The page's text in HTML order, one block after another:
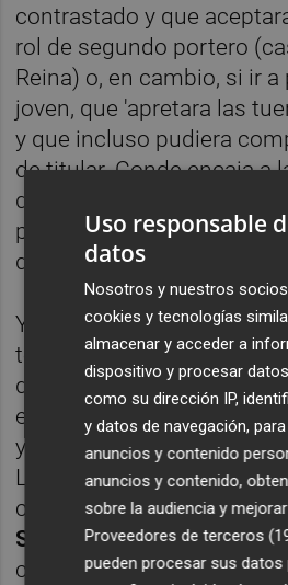
contrastado y que
rol de segundo portero
Reina) o, en cambio, si ir
joven, que 'apretara las
y que incluso pudiera
de titular. Conde encaja a
dentro de este segundo
por su gran temporada
de
Madrid.
Y es que el guardameta ha
temporada como el
de
Segunda División,
encajado un total de 26
y ha ascendido de forma
Leganés. Ello le ha abierto
conjunto ya consolidado
Sportsy acostumbrado a
clasificarse para las
Uso responsable
datos
Nosotros y nuestros
cookies y tecnologías
almacenar y acceder a
dispositivo y procesar
como su dirección IP,
y datos de navegación,
anuncios y contenido
anuncios y contenido,
sobre la audiencia y
Proveedores de terceros
pueden procesar sus